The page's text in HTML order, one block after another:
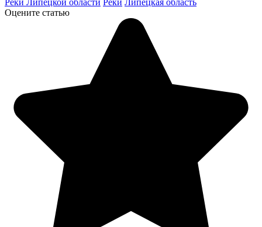
Реки Липецкой области Реки Липецкая область
Оцените статью